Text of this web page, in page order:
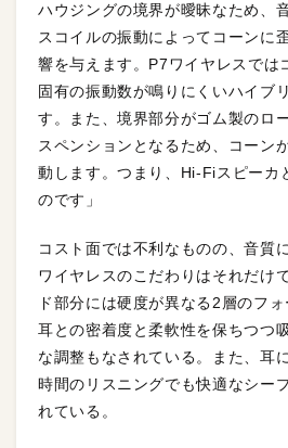
ハウジングの境界が曖昧なため、
スコイルの振動によってコーンに
響を与えます。P7ワイヤレスでは
固有の振動数が鳴りにくいハイブ
す。また、境界部分がゴム製のロ
スペンションとなるため、コーン
動します。つまり、Hi-Fiスピーカ
のです」
コスト面では不利なものの、音質
ワイヤレスのこだわりはそれだけ
ド部分には硬度が異なる2層のフォ
耳との密着度と柔軟性を保ちつつ
な調整もなされている。また、耳
時間のリスニングでも快適なシー
れている。